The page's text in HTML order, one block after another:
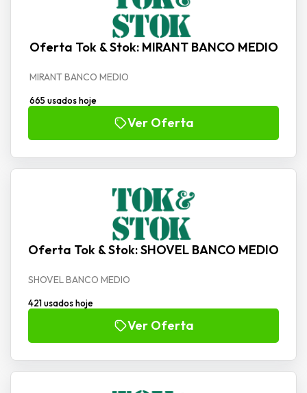
Oferta Tok & Stok: MIRANT BANCO MEDIO
MIRANT BANCO MEDIO
665 usados hoje
Ver Oferta
Oferta Tok & Stok: SHOVEL BANCO MEDIO
SHOVEL BANCO MEDIO
421 usados hoje
Ver Oferta